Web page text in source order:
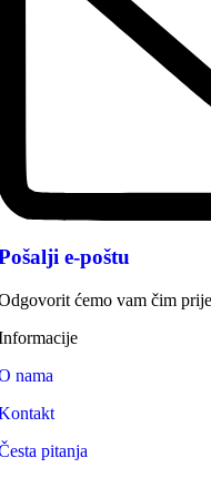
e-poštu
ćemo vam čim prije
nama
pitanja